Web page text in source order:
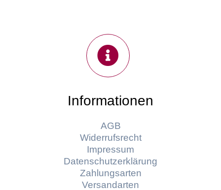
Informationen
AGB
Widerrufsrecht
Impressum
Datenschutzerklärung
Zahlungsarten
Versandarten